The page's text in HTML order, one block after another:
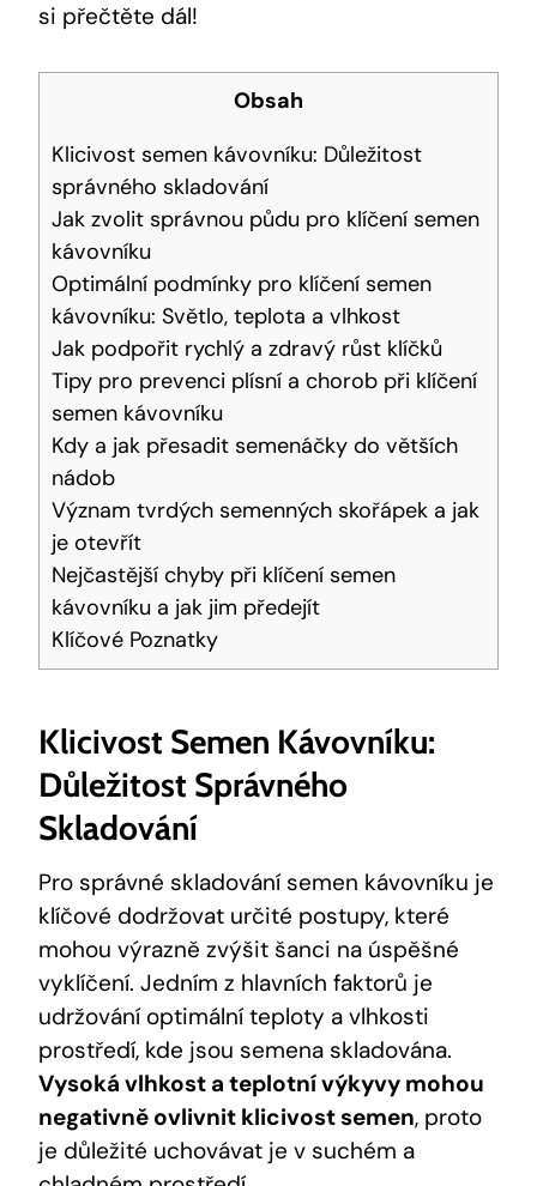
si přečtěte dál!
Obsah
Klicivost semen kávovníku: Důležitost
správného skladování
Jak zvolit správnou půdu pro klíčení semen
kávovníku
Optimální podmínky pro klíčení semen
kávovníku: Světlo, teplota a vlhkost
Jak podpořit rychlý a zdravý růst klíčků
Tipy pro prevenci plísní a chorob při klíčení
semen kávovníku
Kdy a jak přesadit semenáčky do větších
nádob
Význam tvrdých semenných skořápek a jak
je otevřít
Nejčastější chyby při klíčení semen
kávovníku a jak jim předejít
Klíčové Poznatky
Klicivost Semen Kávovníku:
Důležitost Správného
Skladování
Pro správné skladování semen kávovníku je
klíčové dodržovat určité postupy, které
mohou výrazně zvýšit šanci na úspěšné
vyklíčení. Jedním z hlavních faktorů je
udržování optimální teploty a vlhkosti
prostředí, kde jsou semena skladována.
Vysoká vlhkost a teplotní výkyvy mohou
negativně ovlivnit klicivost semen, proto
je důležité uchovávat je v suchém a